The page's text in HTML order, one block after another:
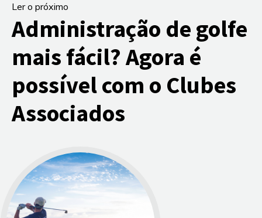
Ler o próximo
Administração de golfe
mais fácil? Agora é
possível com o Clubes
Associados